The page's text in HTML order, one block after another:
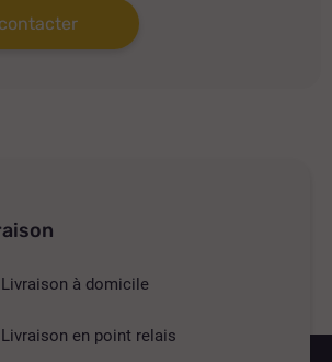
Livraison à domicile
Livraison en point relais